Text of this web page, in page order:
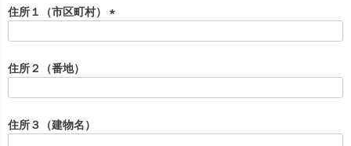
須
)
住所１（市区町村）
)
住所２（番地）
住所３（建物名）